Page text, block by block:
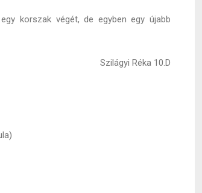
korszak végét, de egyben egy újabb
Szilágyi Réka 10.D